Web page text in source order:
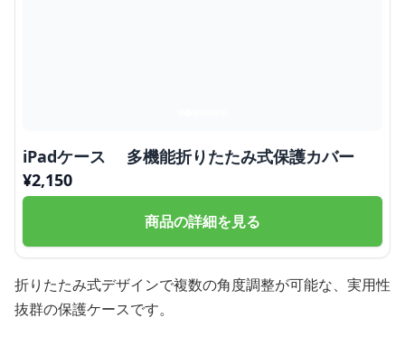
iPadケース 多機能折りたたみ式保護カバー
¥2,150
商品の詳細を見る
折りたたみ式デザインで複数の角度調整が可能な、実用性
抜群の保護ケースです。